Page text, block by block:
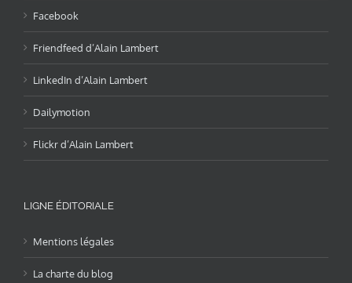
Facebook
Friendfeed d’Alain Lambert
LinkedIn d’Alain Lambert
Dailymotion
Flickr d’Alain Lambert
LIGNE ÉDITORIALE
Mentions légales
La charte du blog